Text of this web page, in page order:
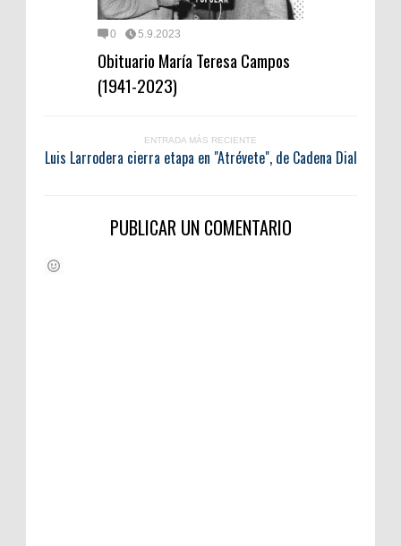
0 5.9.2023
Obituario María Teresa Campos
(1941-2023)
ENTRADA MÁS RECIENTE
Luis Larrodera cierra etapa en "Atrévete", de Cadena Dial
PUBLICAR UN COMENTARIO